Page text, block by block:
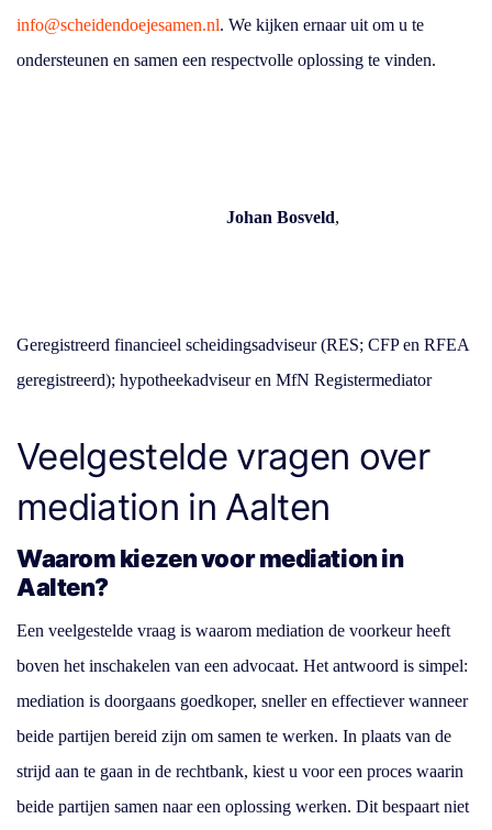
info@scheidendoejesamen.nl. We kijken ernaar uit om u te
ondersteunen en samen een respectvolle oplossing te vinden.
Johan Bosveld,
Geregistreerd financieel scheidingsadviseur (RES; CFP en RFEA
geregistreerd); hypotheekadviseur en MfN Registermediator
Veelgestelde vragen over
mediation in Aalten
Waarom kiezen voor mediation in
Aalten?
Een veelgestelde vraag is waarom mediation de voorkeur heeft
boven het inschakelen van een advocaat. Het antwoord is simpel:
mediation is doorgaans goedkoper, sneller en effectiever wanneer
beide partijen bereid zijn om samen te werken. In plaats van de
strijd aan te gaan in de rechtbank, kiest u voor een proces waarin
beide partijen samen naar een oplossing werken. Dit bespaart niet